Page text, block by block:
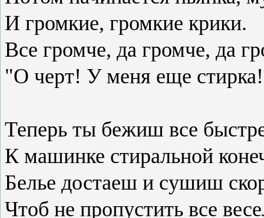
И громкие, громкие крики.
Все громче, да громче, да
"О черт! У меня еще
Теперь ты бежиш все
К машинке стиральной
Белье достаеш и сушиш
Чтоб не пропустить все